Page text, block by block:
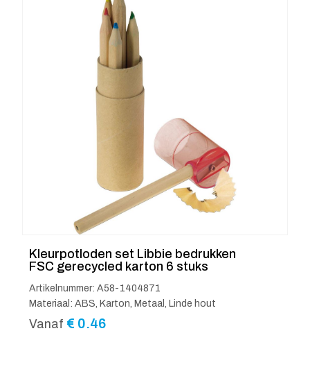
Kleurpotloden set Libbie bedrukken
FSC gerecycled karton 6 stuks
Artikelnummer: A58-1404871
Materiaal: ABS, Karton, Metaal, Linde hout
Vanaf € 0.46